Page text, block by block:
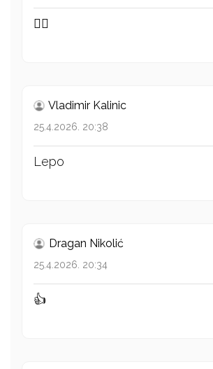
👍🏻
Vladimir Kalinic
25.4.2026. 20:38
Lepo
Dragan Nikolić
25.4.2026. 20:34
👍